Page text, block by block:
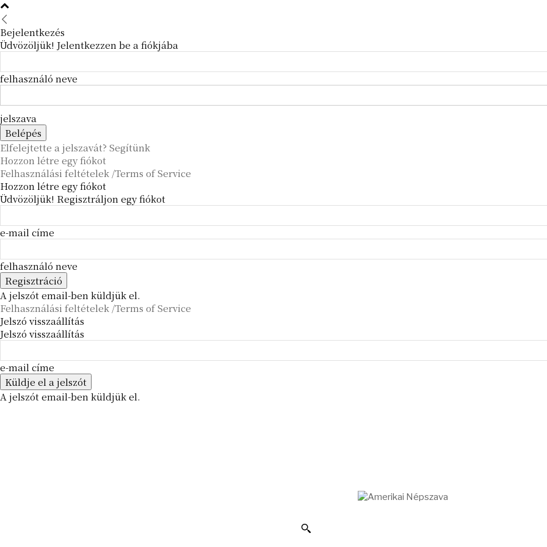
Bejelentkezés
Üdvözöljük! Jelentkezzen be a fiókjába
felhasználó neve
jelszava
Elfelejtette a jelszavát? Segítünk
Hozzon létre egy fiókot
Felhasználási feltételek /Terms of Service
Hozzon létre egy fiókot
Üdvözöljük! Regisztráljon egy fiókot
e-mail címe
felhasználó neve
A jelszót email-ben küldjük el.
Felhasználási feltételek /Terms of Service
Jelszó visszaállítás
Jelszó visszaállítás
e-mail címe
A jelszót email-ben küldjük el.